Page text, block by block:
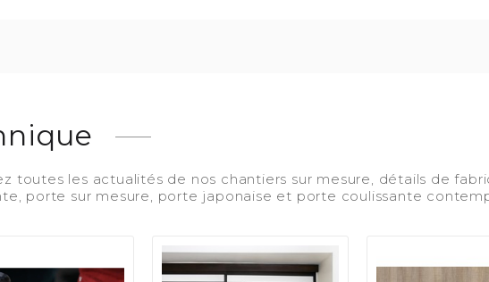
toutes les actualités de nos chantiers sur mesure, détails de
porte sur mesure, porte japonaise et porte coulissante